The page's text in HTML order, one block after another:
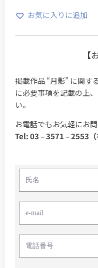
お気に入りに追加
【
掲載作品 “月影” に関す
に必要事項を記載の上
い。
お電話でもお気軽にお
Tel: 03 – 3571 – 2553（